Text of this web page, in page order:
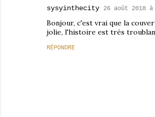
sysyinthecity 26 août 2018 à
Bonjour, c'est vrai que la
jolie, l'histoire est très
RÉPONDRE